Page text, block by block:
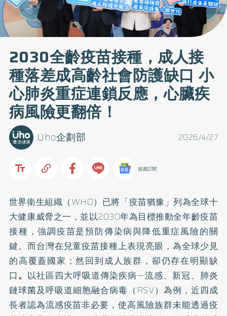
2030全齡疫苗接種，成人接
種落差成高齡社會防護缺口 小
心肺炎重症連鎖反應，心臟疾
病風險更翻倍！
2026/4/27
Uho企劃部
追蹤訂閱
世界衛生組織（WHO）已將「疫苗猶豫」列為全球十
大健康威脅之一，並以2030年為目標推動全年齡疫苗
接種，強調疫苗是預防傳染病與降低重症風險的關
鍵。而台灣在兒童疫苗接種上表現亮眼，為全球少見
的高覆蓋國家；然回到成人族群，卻仍存在明顯缺
口。 以社區四大呼吸道傳染疾病—流感、新冠、肺炎
鏈球菌及呼吸道細胞融合病毒（RSV）為例，近四成
長者認為流感疫苗非必要，使高風險族群未能透過疫